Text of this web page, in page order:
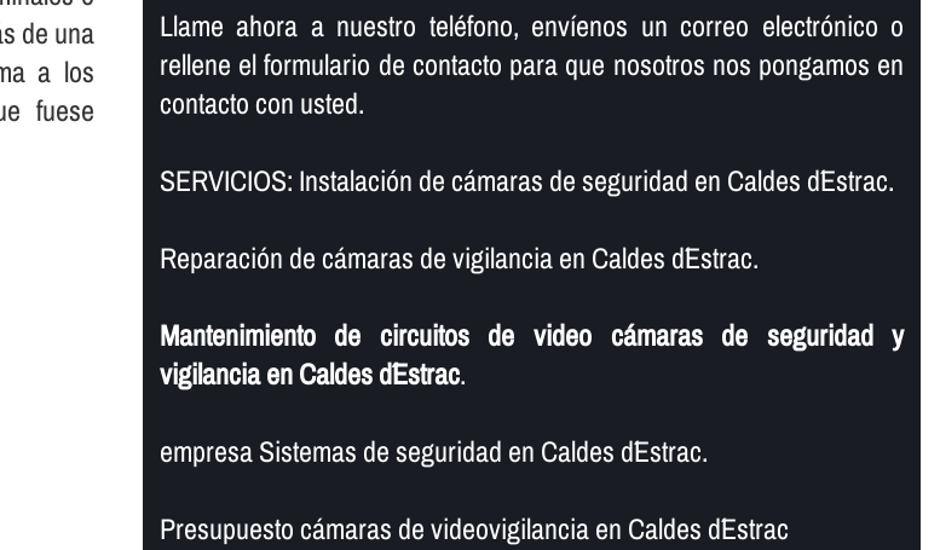
de una
a los
fuese
Llame ahora a nuestro teléfono, enví­enos un correo electrónico o
rellene el formulario de contacto para que nosotros nos pongamos en
contacto con usted.
SERVICIOS: Instalación de cámaras de seguridad en Caldes d´Estrac.
Reparación de cámaras de vigilancia en Caldes d´Estrac.
Mantenimiento de circuitos de video cámaras de seguridad y
vigilancia en Caldes d´Estrac.
empresa Sistemas de seguridad en Caldes d´Estrac.
Presupuesto cámaras de videovigilancia en Caldes d´Estrac